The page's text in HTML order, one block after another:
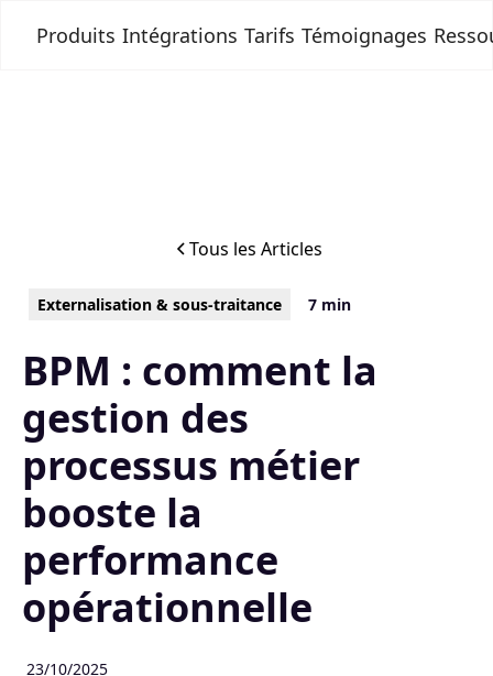
Produits Intégrations Tarifs Témoignages
Tous les Articles
Externalisation & sous-traitance 7 min
BPM : comment la
gestion des
processus métier
booste la
performance
opérationnelle
23/10/2025